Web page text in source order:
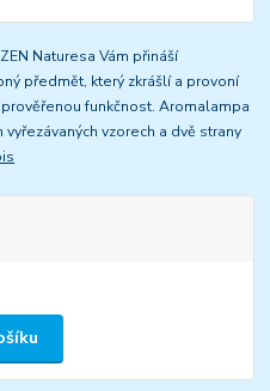
Naturesa Vám přináší
předmět, který zkrášlí a provoní
funkčnost. Aromalampa
vzorech a dvě strany